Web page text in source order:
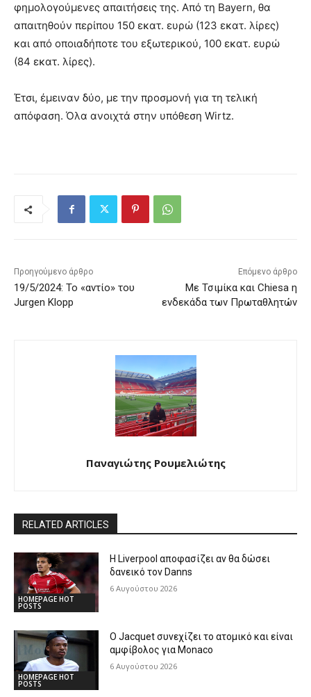
φημολογούμενες απαιτήσεις της. Από τη Bayern, θα
απαιτηθούν περίπου 150 εκατ. ευρώ (123 εκατ. λίρες)
και από οποιαδήποτε του εξωτερικού, 100 εκατ. ευρώ
(84 εκατ. λίρες).
Έτσι, έμειναν δύο, με την προσμονή για τη τελική
απόφαση. Όλα ανοιχτά στην υπόθεση Wirtz.
Προηγούμενο άρθρο
19/5/2024: Το «αντίο» του
Jurgen Klopp
Επόμενο άρθρο
Με Τσιμίκα και Chiesa η
ενδεκάδα των Πρωταθλητών
Παναγιώτης Ρουμελιώτης
RELATED ARTICLES
HOMEPAGE HOT
POSTS
Η Liverpool αποφασίζει αν θα δώσει
δανεικό τον Danns
6 Αυγούστου 2026
HOMEPAGE HOT
POSTS
Ο Jacquet συνεχίζει το ατομικό και είναι
αμφίβολος για Monaco
6 Αυγούστου 2026